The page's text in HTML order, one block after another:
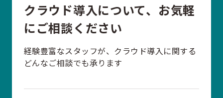
クラウド導入について、お気軽
にご相談ください
経験豊富なスタッフが、クラウド導入に関する
どんなご相談でも承ります